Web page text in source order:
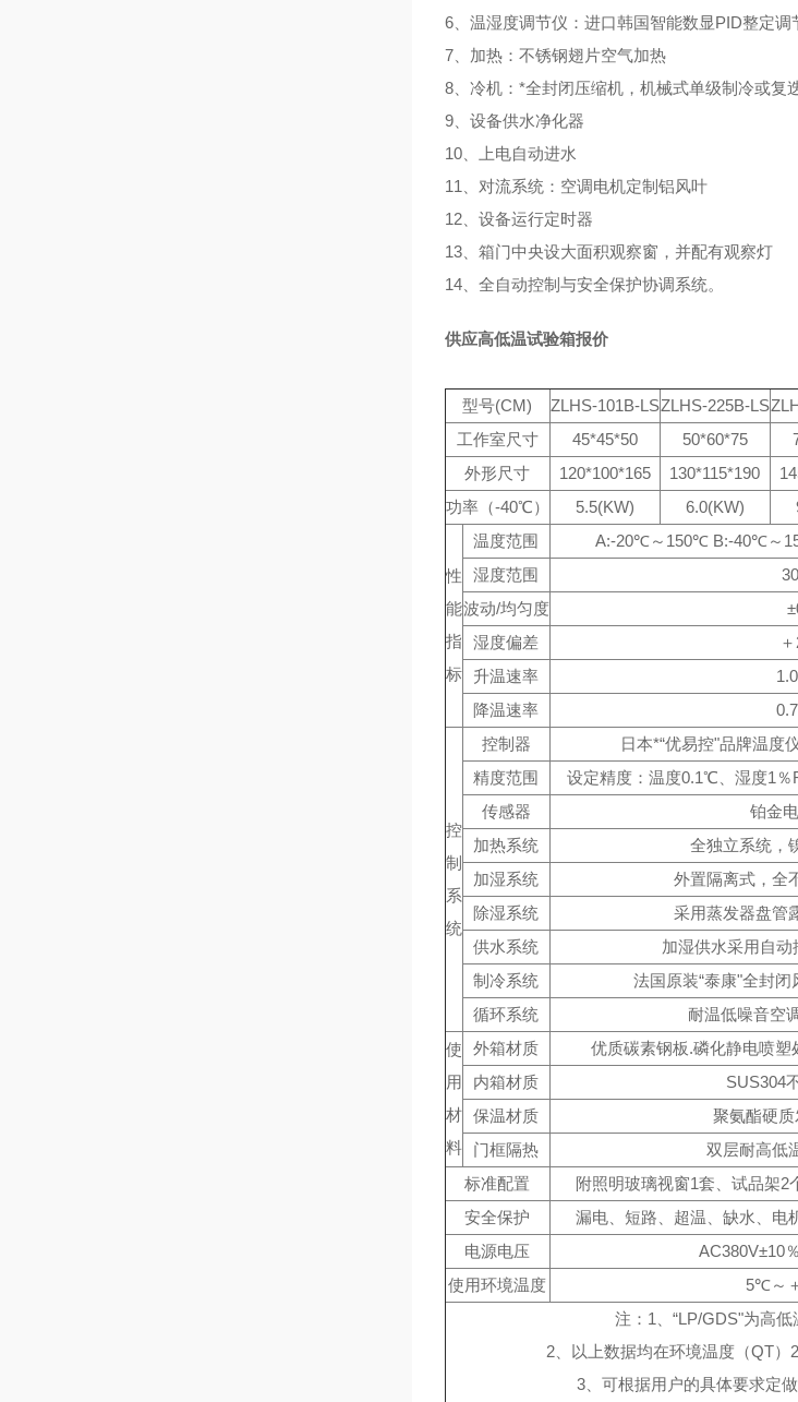
6、温湿度调节仪：进口韩国智能数显PID整定调
7、加热：不锈钢翅片空气加热
8、冷机：*全封闭压缩机，机械式单级制冷或复
9、设备供水净化器
10、上电自动进水
11、对流系统：空调电机定制铝风叶
12、设备运行定时器
13、箱门中央设大面积观察窗，并配有观察灯
14、全自动控制与安全保护协调系统。
供应高低温试验箱报价
型号(CM) ZLHS-101B-LSZLHS-225B-LS
工作室尺寸
45*45*50 50*60*75
外形尺寸
120*100*165 130*115*190
功率（-40℃）
5.5(KW) 6.0(KW)
性
能
指
标
温度范围
A:-20℃～150℃ B:-40℃～
湿度范围
波动/均匀度
湿度偏差
升温速率
降温速率
控
制
系
统
控制器
日本*“优易控"品牌温度
精度范围
设定精度：温度0.1℃、湿度1
传感器
铂金
加热系统
全独立系统，
加湿系统
外置隔离式，全
除湿系统
采用蒸发器盘管
供水系统
加湿供水采用自
制冷系统
法国原装“泰康"全封
循环系统
耐温低噪音空
使
用
材
料
外箱材质
优质碳素钢板.磷化静电喷
内箱材质
SUS304
保温材质
聚氨酯硬
门框隔热
双层耐高低
标准配置
附照明玻璃视窗1套、试品架2
安全保护
漏电、短路、超温、缺水、电
电源电压
AC380V±10
使用环境温度
5℃～
注：1、“LP/GDS"为高低
2、以上数据均在环境温度（QT
3、可根据用户的具体要求定